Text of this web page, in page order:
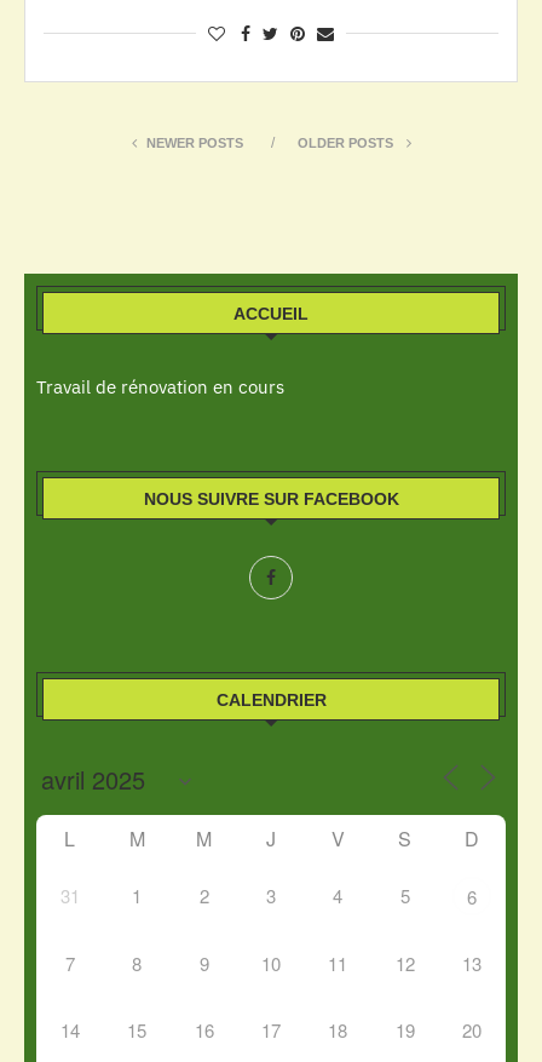
NEWER POSTS OLDER POSTS
ACCUEIL
Travail de rénovation en cours
NOUS SUIVRE SUR FACEBOOK
CALENDRIER
L M M J V S D
31 1 2 3 4 5 6
7 8 9 10 11 12 13
14 15 16 17 18 19 20